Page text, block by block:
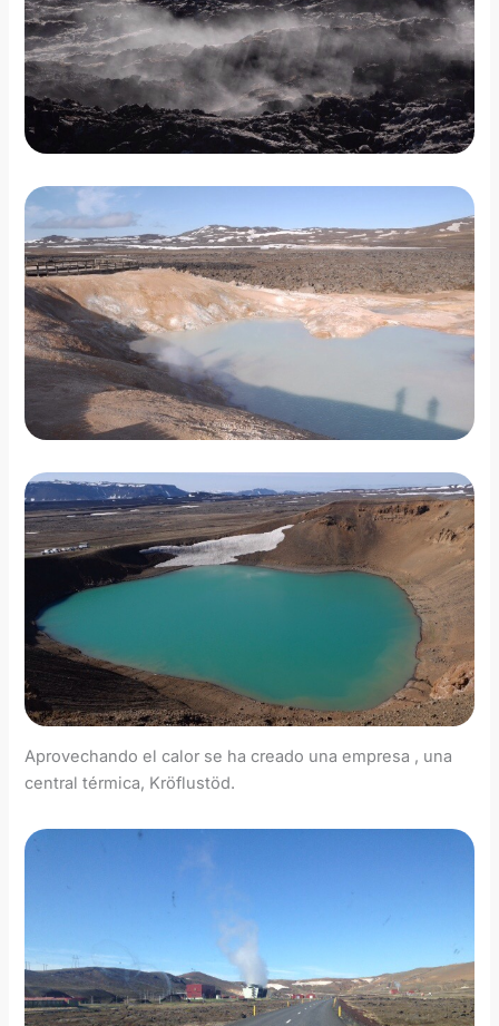
Aprovechando el calor se ha creado una empresa , una
central térmica, Kröflustöd.